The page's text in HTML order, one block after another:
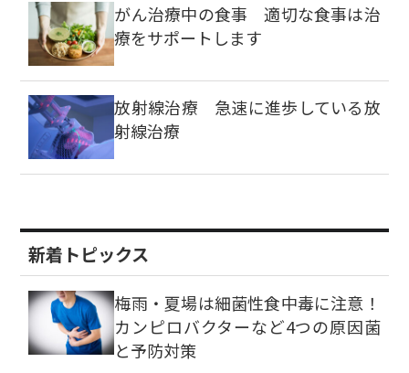
がん治療中の食事 適切な食事は治
療をサポートします
放射線治療 急速に進歩している放
射線治療
新着トピックス
梅雨・夏場は細菌性食中毒に注意！
カンピロバクターなど4つの原因菌
と予防対策